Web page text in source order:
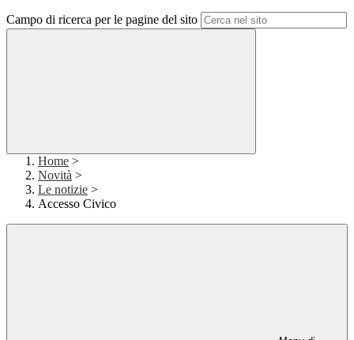
Campo di ricerca per le pagine del sito
Home >
Novità >
Le notizie >
Accesso Civico